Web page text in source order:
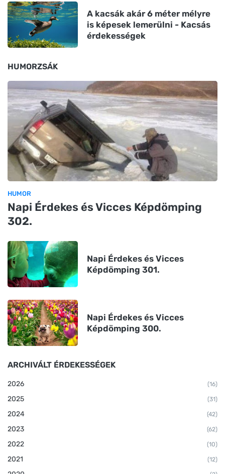
A kacsák akár 6 méter mélyre
is képesek lemerülni - Kacsás
érdekességek
HUMORZSÁK
HUMOR
Napi Érdekes és Vicces Képdömping
302.
Napi Érdekes és Vicces
Képdömping 301.
Napi Érdekes és Vicces
Képdömping 300.
ARCHIVÁLT ÉRDEKESSÉGEK
2026 (16)
2025 (31)
2024 (42)
2023 (62)
2022 (10)
2021 (12)